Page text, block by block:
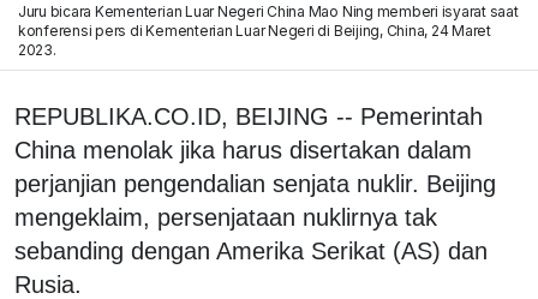
Juru bicara Kementerian Luar Negeri China Mao Ning memberi isyarat saat
konferensi pers di Kementerian Luar Negeri di Beijing, China, 24 Maret
2023.
REPUBLIKA.CO.ID, BEIJING -- Pemerintah
China menolak jika harus disertakan dalam
perjanjian pengendalian senjata nuklir. Beijing
mengeklaim, persenjataan nuklirnya tak
sebanding dengan Amerika Serikat (AS) dan
Rusia.